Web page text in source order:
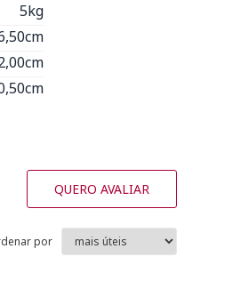
5kg
QUERO AVALIAR
por